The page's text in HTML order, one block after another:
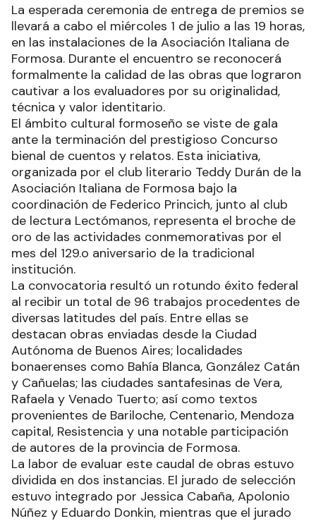
La esperada ceremonia de entrega de premios se
llevará a cabo el miércoles 1 de julio a las 19 horas,
en las instalaciones de la Asociación Italiana de
Formosa. Durante el encuentro se reconocerá
formalmente la calidad de las obras que lograron
cautivar a los evaluadores por su originalidad,
técnica y valor identitario.
El ámbito cultural formoseño se viste de gala
ante la terminación del prestigioso Concurso
bienal de cuentos y relatos. Esta iniciativa,
organizada por el club literario Teddy Durán de la
Asociación Italiana de Formosa bajo la
coordinación de Federico Princich, junto al club
de lectura Lectómanos, representa el broche de
oro de las actividades conmemorativas por el
mes del 129.o aniversario de la tradicional
institución.
La convocatoria resultó un rotundo éxito federal
al recibir un total de 96 trabajos procedentes de
diversas latitudes del país. Entre ellas se
destacan obras enviadas desde la Ciudad
Autónoma de Buenos Aires; localidades
bonaerenses como Bahía Blanca, González Catán
y Cañuelas; las ciudades santafesinas de Vera,
Rafaela y Venado Tuerto; así como textos
provenientes de Bariloche, Centenario, Mendoza
capital, Resistencia y una notable participación
de autores de la provincia de Formosa.
La labor de evaluar este caudal de obras estuvo
dividida en dos instancias. El jurado de selección
estuvo integrado por Jessica Cabaña, Apolonio
Núñez y Eduardo Donkin, mientras que el jurado